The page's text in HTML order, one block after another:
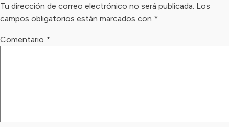
Tu dirección de correo electrónico no será publicada. Los
campos obligatorios están marcados con *
Comentario *